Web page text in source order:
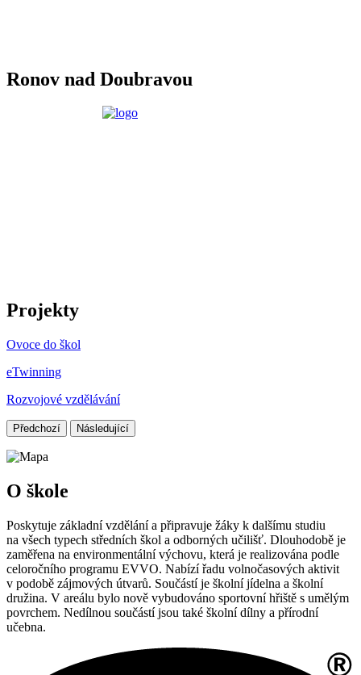
Ronov nad Doubravou
Projekty
Ovoce do škol
eTwinning
Rozvojové vzdělávání
Předchozí Následující
O škole
Poskytuje základní vzdělání a připravuje žáky k dalšímu studiu
na všech typech středních škol a odborných učilišť. Dlouhodobě je
zaměřena na environmentální výchovu, která je realizována podle
celoročního programu EVVO. Nabízí řadu volnočasových aktivit
v podobě zájmových útvarů. Součástí je školní jídelna a školní
družina. V areálu bylo nově vybudováno sportovní hřiště s umělým
povrchem. Nedílnou součástí jsou také školní dílny a přírodní
učebna.